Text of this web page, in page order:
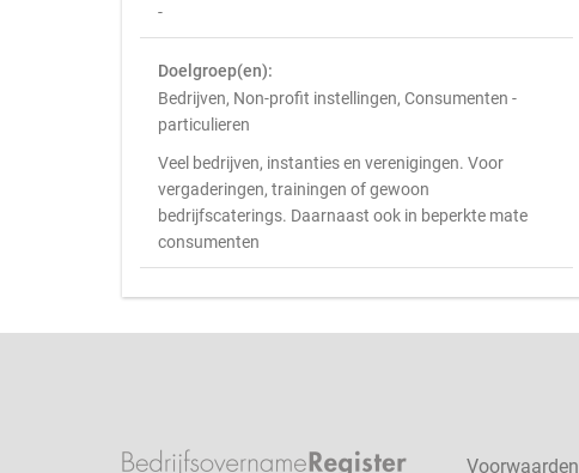
-
Doelgroep(en):
Bedrijven, Non-profit instellingen, Consumenten -
particulieren
Veel bedrijven, instanties en verenigingen. Voor
vergaderingen, trainingen of gewoon
bedrijfscaterings. Daarnaast ook in beperkte mate
consumenten
Voorwaarden